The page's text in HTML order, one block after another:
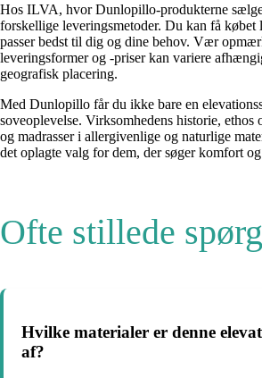
Hos ILVA, hvor Dunlopillo-produkterne
forskellige leveringsmetoder. Du kan få købet
passer bedst til dig og dine behov. Vær
leveringsformer og -priser kan variere
geografisk placering.
Med Dunlopillo får du ikke bare en
soveoplevelse. Virksomhedens historie, ethos
og madrasser i allergivenlige og naturlige
det oplagte valg for dem, der søger komfort
Ofte stillede
Hvilke materialer er denne
af?